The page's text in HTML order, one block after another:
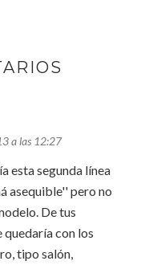
a las 12:27
esta segunda línea
asequible'' pero no
De tus
quedaría con los
tipo salón,